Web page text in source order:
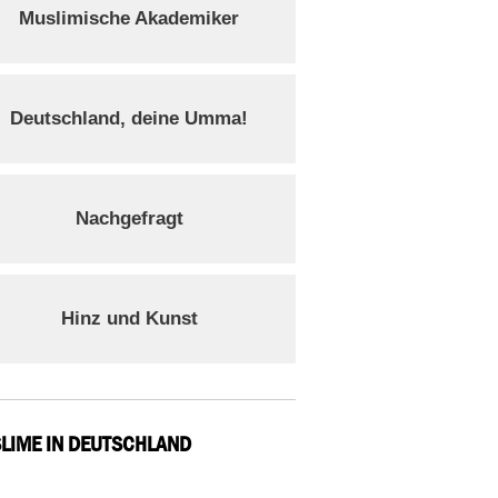
Muslimische Akademiker
Deutschland, deine Umma!
Nachgefragt
Hinz und Kunst
IN DEUTSCHLAND